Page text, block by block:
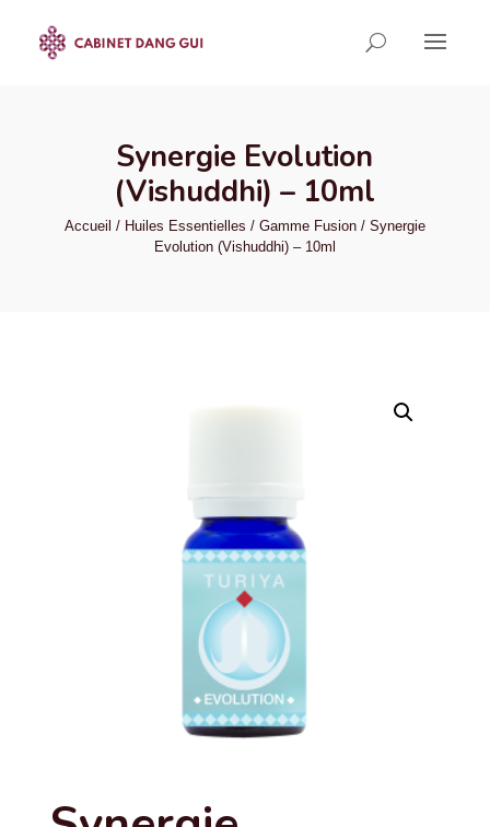
Synergie Evolution
(Vishuddhi) – 10ml
Accueil / Huiles Essentielles / Gamme Fusion/ Synergie
Evolution (Vishuddhi) – 10ml